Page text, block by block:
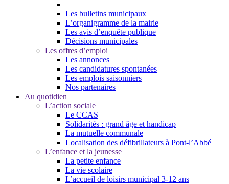
Les bulletins municipaux
L’organigramme de la mairie
Les avis d’enquête publique
Décisions municipales
Les offres d’emploi
Les annonces
Les candidatures spontanées
Les emplois saisonniers
Nos partenaires
Au quotidien
L’action sociale
Le CCAS
Solidarités : grand âge et handicap
La mutuelle communale
Localisation des défibrillateurs à Pont-l’Abbé
L’enfance et la jeunesse
La petite enfance
La vie scolaire
L’accueil de loisirs municipal 3-12 ans